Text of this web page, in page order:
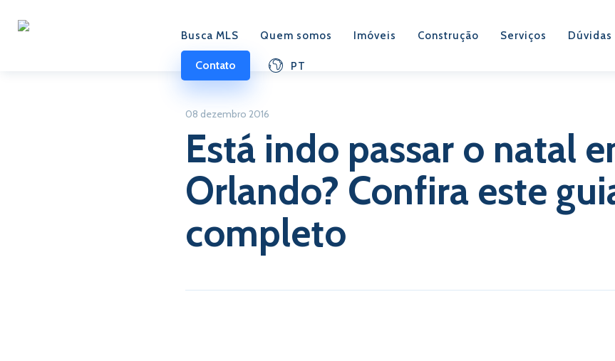
Busca MLS Quem somos Imóveis Construção Serviços Dúvidas
Contato PT
08 dezembro 2016
Está indo passar o natal
Orlando? Confira este
completo